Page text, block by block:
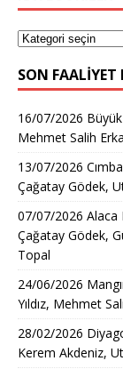
SON FAALIYET
16/07/2026
Mehmet Salih
13/07/2026
Çağatay Gödek,
07/07/2026 Alaca
Çağatay Gödek,
Topal
24/06/2026
Yıldız, Mehmet
28/02/2026
Kerem Akdeniz,